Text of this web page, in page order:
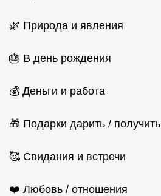
🌿 Природа и явления
🎂 В день рождения
💰 Деньги и работа
🎁 Подарки дарить / получить
🥰 Свидания и встречи
❤️ Любовь / отношения